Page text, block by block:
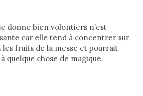
donne bien volontiers n’est
car elle tend à concentrer sur
les fruits de la messe et pourrait
quelque chose de magique.